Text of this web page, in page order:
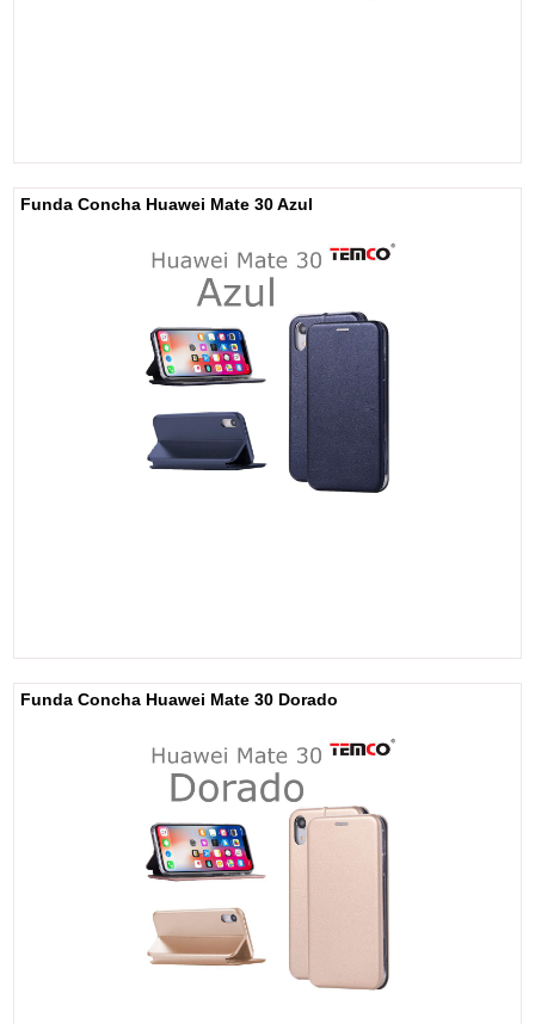
Funda Concha Huawei Mate 30 Azul
Funda Concha Huawei Mate 30 Dorado